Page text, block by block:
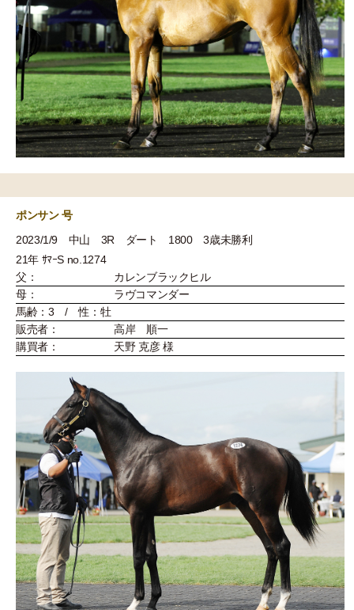
ポンサン 号
2023/1/9 中山 3R ダート 1800 3歳未勝利
21年 ｻﾏｰS no.1274
父：
カレンブラックヒル
母：
ラヴコマンダー
馬齢：3 / 性：牡
販売者：
高岸 順一
購買者：
天野 克彦 様